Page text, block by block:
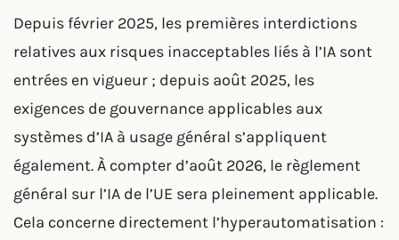
Depuis février 2025, les premières interdictions
relatives aux risques inacceptables liés à l’IA sont
entrées en vigueur ; depuis août 2025, les
exigences de gouvernance applicables aux
systèmes d’IA à usage général s’appliquent
également. À compter d’août 2026, le règlement
général sur l’IA de l’UE sera pleinement applicable.
Cela concerne directement l’hyperautomatisation :